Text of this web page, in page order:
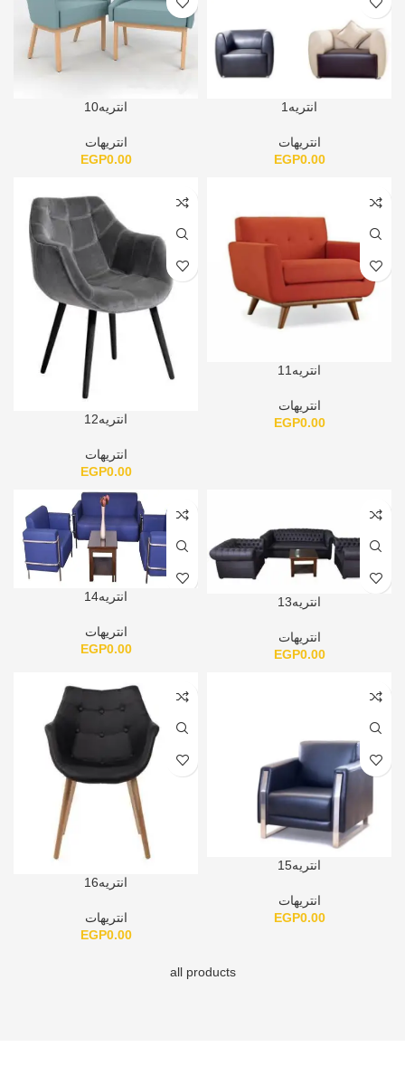
انتريه1
انتريهات
EGP0.00
انتريه10
انتريهات
EGP0.00
انتريه11
انتريهات
EGP0.00 انتريه12
انتريهات
EGP0.00
انتريه13
انتريهات
EGP0.00
انتريه14
انتريهات
EGP0.00
انتريه15
انتريهات
EGP0.00
انتريه16
انتريهات
EGP0.00
all products